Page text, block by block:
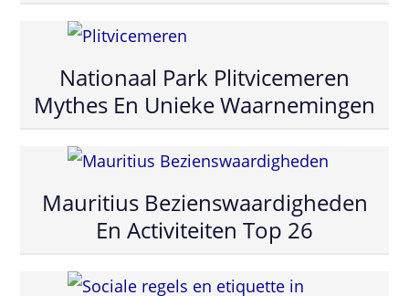
Nationaal Park Plitvicemeren
Mythes En Unieke Waarnemingen
Mauritius Bezienswaardigheden
En Activiteiten Top 26